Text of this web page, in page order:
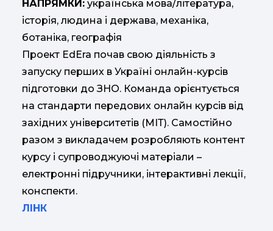
НАПРЯМКИ: українська мова/література,
історія, людина і держава, механіка,
ботаніка, географія
Проект EdEra почав свою діяльність з
запуску перших в Україні онлайн-курсів
підготовки до ЗНО. Команда орієнтується
на стандарти передових онлайн курсів від
західних університетів (МІТ). Самостійно
разом з викладачем розробляють контент
курсу і супроводжуючі матеріали –
електронні підручники, інтерактивні лекції,
конспекти.
ЛІНК